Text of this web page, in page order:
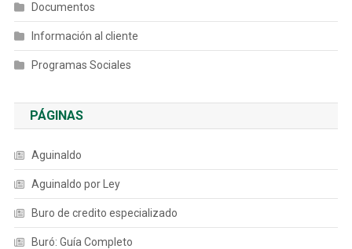
Documentos
Información al cliente
Programas Sociales
PÁGINAS
Aguinaldo
Aguinaldo por Ley
Buro de credito especializado
Buró: Guía Completo